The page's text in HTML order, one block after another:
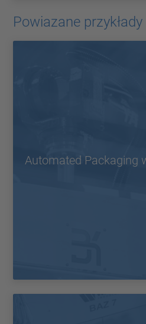
Powiazane przykłady
Automated Packaging